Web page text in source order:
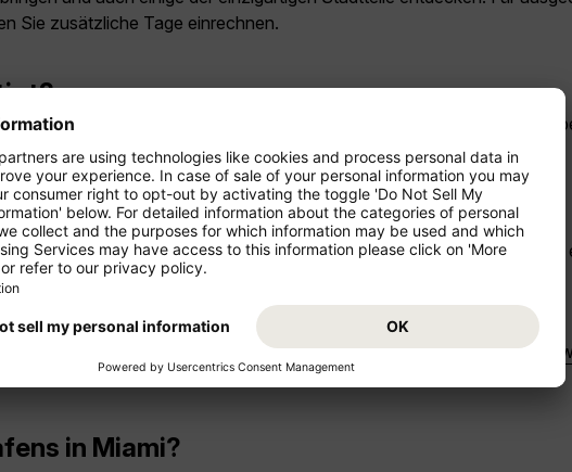
Sie zusätzliche Tage einrechnen.
Besucher sollten darauf achten, stets ein wenig Bargeld dabei zu
zu dem Busse, der MetroRail und der MetroMover gehören, um nur
nach Miami?
beträgt ungefähr 9 Stunden und 30 Minuten. Sollten Sie über
in Miami?